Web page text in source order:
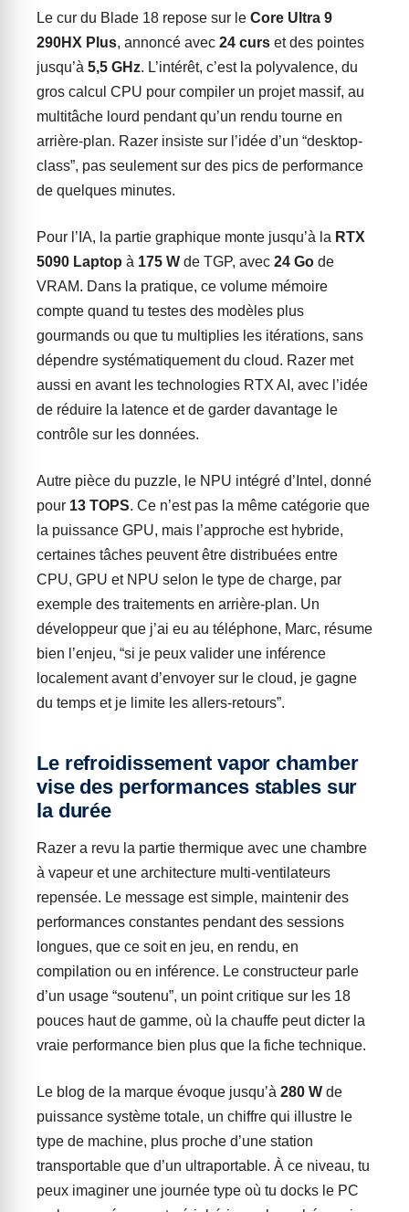
Le cur du Blade 18 repose sur le Core Ultra 9
290HX Plus, annoncé avec 24 curs et des pointes
jusqu’à 5,5 GHz. L’intérêt, c’est la polyvalence, du
gros calcul CPU pour compiler un projet massif, au
multitâche lourd pendant qu’un rendu tourne en
arrière-plan. Razer insiste sur l’idée d’un “desktop-
class”, pas seulement sur des pics de performance
de quelques minutes.
Pour l’IA, la partie graphique monte jusqu’à la RTX
5090 Laptop à 175 W de TGP, avec 24 Go de
VRAM. Dans la pratique, ce volume mémoire
compte quand tu testes des modèles plus
gourmands ou que tu multiplies les itérations, sans
dépendre systématiquement du cloud. Razer met
aussi en avant les technologies RTX AI, avec l’idée
de réduire la latence et de garder davantage le
contrôle sur les données.
Autre pièce du puzzle, le NPU intégré d’Intel, donné
pour 13 TOPS. Ce n’est pas la même catégorie que
la puissance GPU, mais l’approche est hybride,
certaines tâches peuvent être distribuées entre
CPU, GPU et NPU selon le type de charge, par
exemple des traitements en arrière-plan. Un
développeur que j’ai eu au téléphone, Marc, résume
bien l’enjeu, “si je peux valider une inférence
localement avant d’envoyer sur le cloud, je gagne
du temps et je limite les allers-retours”.
Le refroidissement vapor chamber
vise des performances stables sur
la durée
Razer a revu la partie thermique avec une chambre
à vapeur et une architecture multi-ventilateurs
repensée. Le message est simple, maintenir des
performances constantes pendant des sessions
longues, que ce soit en jeu, en rendu, en
compilation ou en inférence. Le constructeur parle
d’un usage “soutenu”, un point critique sur les 18
pouces haut de gamme, où la chauffe peut dicter la
vraie performance bien plus que la fiche technique.
Le blog de la marque évoque jusqu’à 280 W de
puissance système totale, un chiffre qui illustre le
type de machine, plus proche d’une station
transportable que d’un ultraportable. À ce niveau, tu
peux imaginer une journée type où tu docks le PC